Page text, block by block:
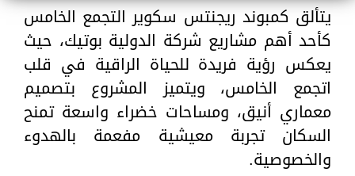
يتألق كمبوند ريجنتس سكوير التجمع الخامس
كأحد أهم مشاريع شركة الدولية بوتيك، حيث
يعكس رؤية فريدة للحياة الراقية في قلب
اتجمع الخامس، ويتميز المشروع بتصميم
معماري أنيق، ومساحات خضراء واسعة تمنح
السكان تجربة معيشية مفعمة بالهدوء
والخصوصية.